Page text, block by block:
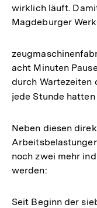
wirklich läuft.
Magdeburger
acht Minuten
durch Wartezeiten
jede Stunde hatten
Neben diesen
noch zwei mehr
werden:
Seit Beginn der